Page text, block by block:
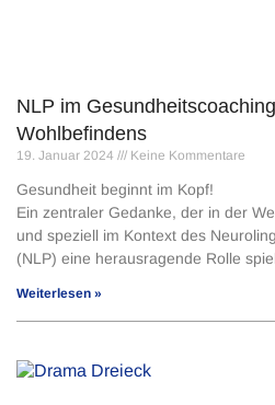
NLP im
Wohlbefindens
19. Januar 2024 Keine Kommentare
Gesundheit beginnt im Kopf!
Ein zentraler Gedanke, der in der
und speziell im Kontext des
(NLP) eine herausragende Rolle
Weiterlesen »